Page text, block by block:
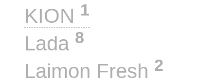
KION 1
Lada 8
Laimon Fresh 2